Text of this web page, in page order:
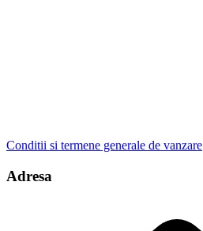
Conditii si termene generale de vanzare
Adresa